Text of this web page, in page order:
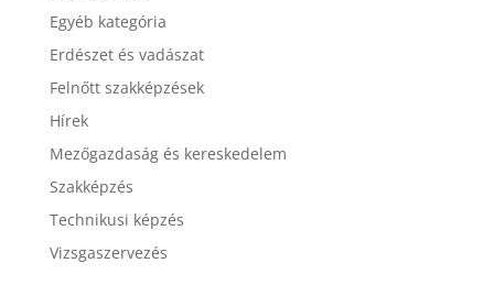
Egyéb kategória
Erdészet és vadászat
Felnőtt szakképzések
Hírek
Mezőgazdaság és kereskedelem
Szakképzés
Technikusi képzés
Vizsgaszervezés